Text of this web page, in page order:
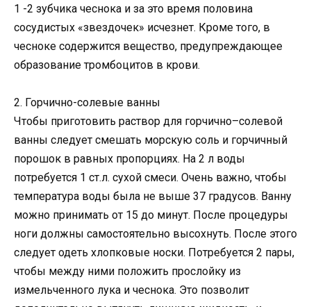
1 -2 зубчика чеснока и за это время половина
сосудистых «звездочек» исчезнет. Кроме того, в
чесноке содержится вещество, предупреждающее
образование тромбоцитов в крови.
2. Горчично-солевые ванны
Чтобы приготовить раствор для горчично–солевой
ванны следует смешать морскую соль и горчичный
порошок в равных пропорциях. На 2 л воды
потребуется 1 ст.л. сухой смеси. Очень важно, чтобы
температура воды была не выше 37 градусов. Ванну
можно принимать от 15 до минут. После процедуры
ноги должны самостоятельно высохнуть. После этого
следует одеть хлопковые носки. Потребуется 2 пары,
чтобы между ними положить прослойку из
измельченного лука и чеснока. Это позволит